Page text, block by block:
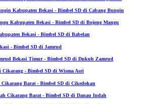
Kabupaten Bekasi - Bimbel SD di Cabang Bungin
Kabupaten Bekasi - Bimbel SD di Bojong Mangu
Bekasi - Bimbel SD di Babelan
- Bimbel SD di Jamrud
Bekasi Timur - Bimbel SD di Dukuh Zamrud
Cikarang - Bimbel SD di Wisma Asri
Barat - Bimbel SD di Cikedokan
Cikarang Barat - Bimbel SD di Danau Indah